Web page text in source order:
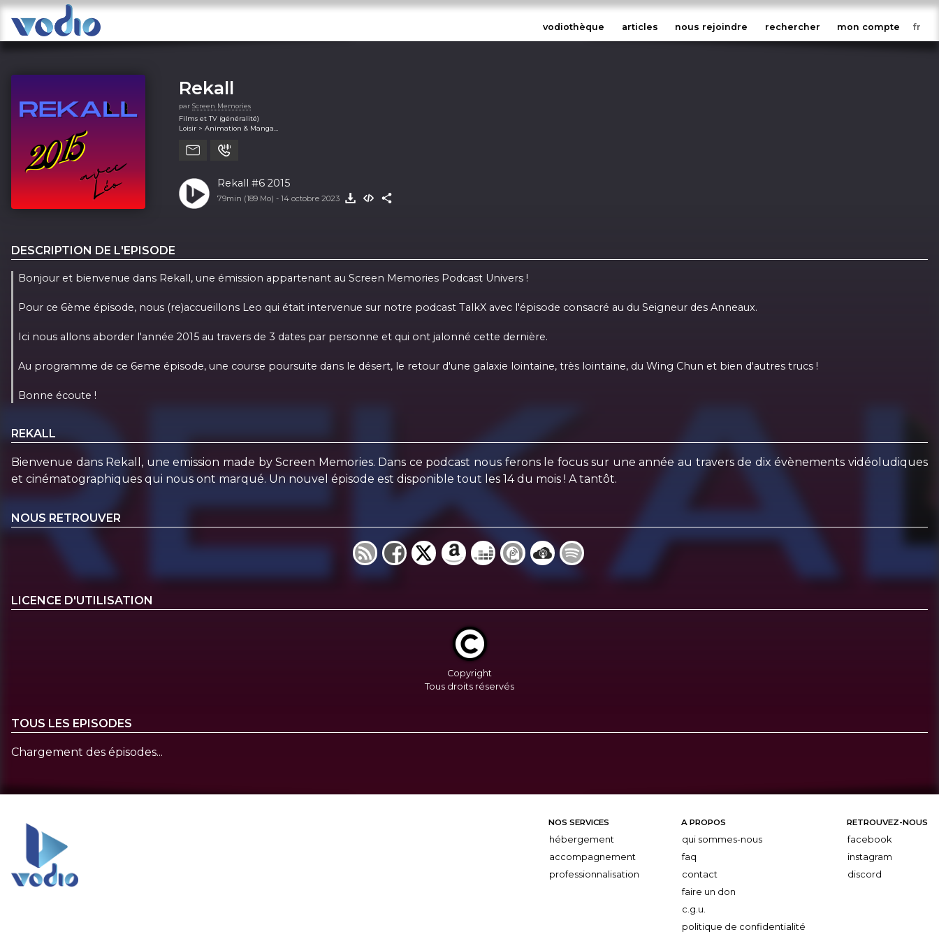
vodiothèque articles nous rejoindre rechercher mon compte
Rekall
par Screen Memories
Films et TV (généralité)
Loisir > Animation & Manga
Loisir > Jeux vidéos
Rekall #6 2015
79min (189 Mo) - 14 octobre 2023
DESCRIPTION DE L'EPISODE
Bonjour et bienvenue dans Rekall, une émission appartenant au Screen Memories Podcast Univers !
Pour ce 6ème épisode, nous (re)accueillons Leo qui était intervenue sur notre podcast TalkX avec l'épisode consacré au du Seigneur des Anneaux.
Ici nous allons aborder l'année 2015 au travers de 3 dates par personne et qui ont jalonné cette dernière.
Au programme de ce 6eme épisode, une course poursuite dans le désert, le retour d'une galaxie lointaine, très lointaine, du Wing Chun et bien d'autres trucs !
Bonne écoute !
REKALL
Bienvenue dans Rekall, une emission made by Screen Memories. Dans ce podcast nous ferons le focus sur une année au travers de dix évènements vidéoludiques
et cinématographiques qui nous ont marqué. Un nouvel épisode est disponible tout les 14 du mois ! A tantôt.
NOUS RETROUVER
LICENCE D'UTILISATION
Copyright
Tous droits réservés
TOUS LES EPISODES
Chargement des épisodes...
NOS SERVICES
hébergement
accompagnement
professionnalisation
A PROPOS
qui sommes-nous
faq
contact
faire un don
c.g.u.
politique de confidentialité
RETROUVEZ-NOUS
facebook
instagram
discord